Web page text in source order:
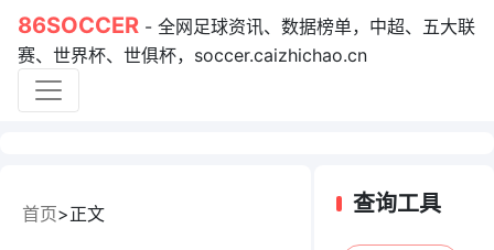
86SOCCER - 全网足球资讯、数据榜单，中超、五大联
赛、世界杯、世俱杯，soccer.caizhichao.cn
首页 正文 查询工具